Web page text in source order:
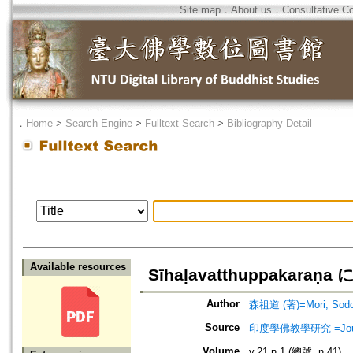
Site map．About us ． Consultative
． Home > Search Engine > Fulltext Search > Bibliography Detail
Available resources Sīhaḷavatthuppakaraṇa
Author
森祖道 (著)=Mori,
Source
印度學佛教學研究